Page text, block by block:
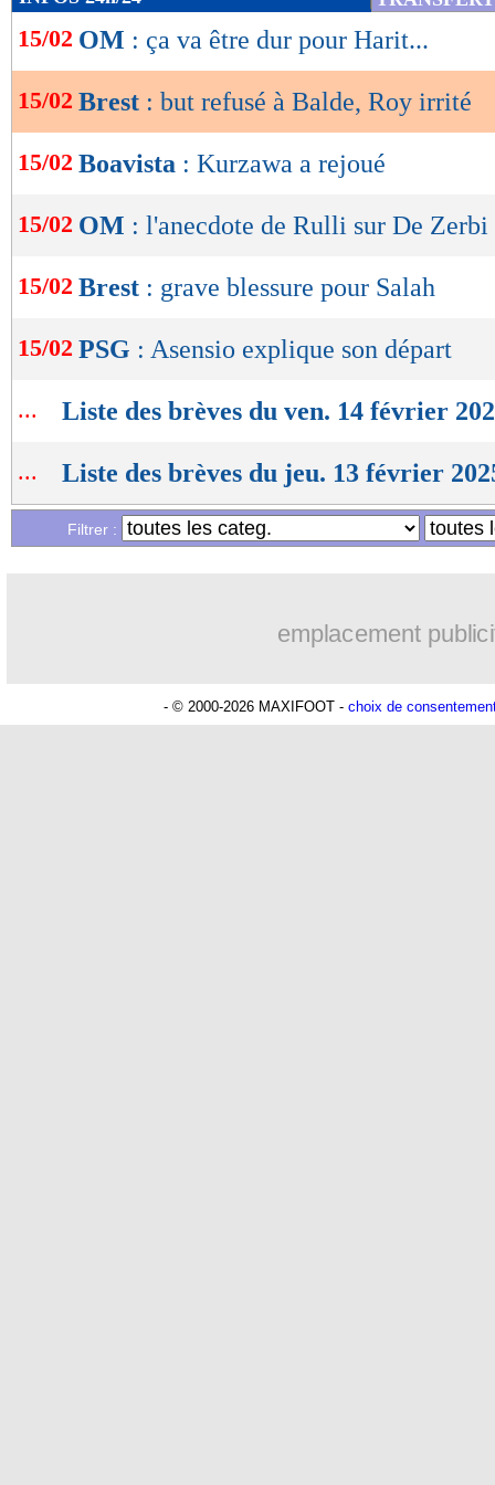
de
lecture
OK
15/02 OM : ça va être dur pour Harit...
15/02 Brest : but refusé à Balde, Roy irrité
15/02 Boavista : Kurzawa a rejoué
15/02 OM : l'anecdote de Rulli sur De Zerbi
15/02 Brest : grave blessure pour Salah
15/02 PSG : Asensio explique son départ
... Liste des brèves du ven. 14 février
... Liste des brèves du jeu. 13 février
Filtrer :
emplacement
- © 2000-2026 MAXIFOOT - choix de